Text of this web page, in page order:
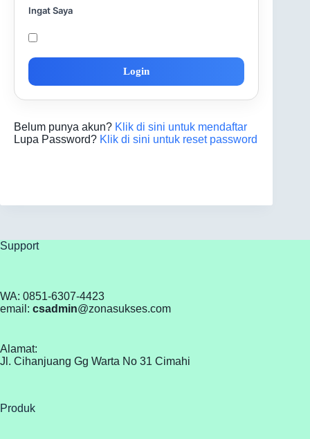
Ingat Saya
Belum punya akun? Klik di sini untuk mendaftar
Lupa Password? Klik di sini untuk reset password
Support
WA: 0851-6307-4423
email: csadmin@zonasukses.com
Alamat:
Jl. Cihanjuang Gg Warta No 31 Cimahi
Produk